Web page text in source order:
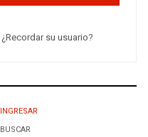
¿Recordar su usuario?
INGRESAR
BUSCAR